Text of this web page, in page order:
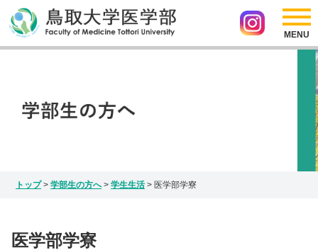
お問い合わせ
トップ > 学部生の方へ > 学生生活 > 医学部学寮
医学部学寮